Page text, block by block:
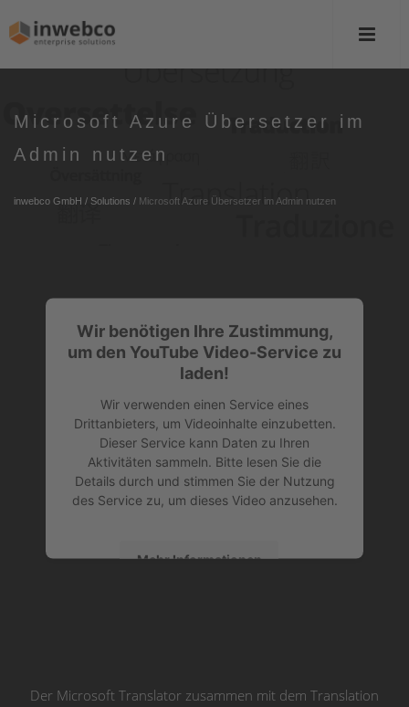
Microsoft Azure Übersetzer im
Admin nutzen
inwebco GmbH / Solutions / Microsoft Azure Übersetzer im Admin nutzen
Wir benötigen Ihre Zustimmung,
um den YouTube Video-Service zu
laden!
Wir verwenden einen Service eines
Drittanbieters, um Videoinhalte einzubetten.
Dieser Service kann Daten zu Ihren
Aktivitäten sammeln. Bitte lesen Sie die
Details durch und stimmen Sie der Nutzung
des Service zu, um dieses Video anzusehen.
Mehr Informationen
Der Microsoft Translator zusammen mit dem Translation